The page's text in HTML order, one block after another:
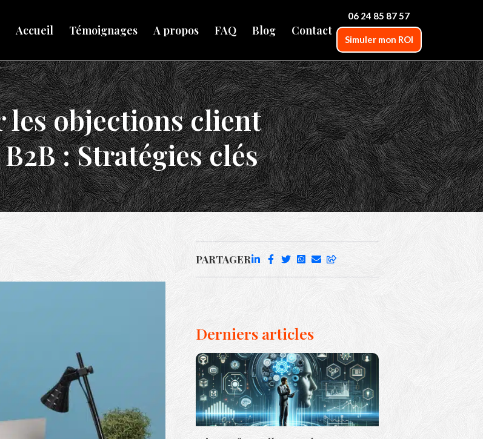
Accueil Témoignages A propos FAQ Blog Contact
Simuler mon ROI
06 24 85 87 57
objections client
: Stratégies clés
PARTAGER
Derniers articles